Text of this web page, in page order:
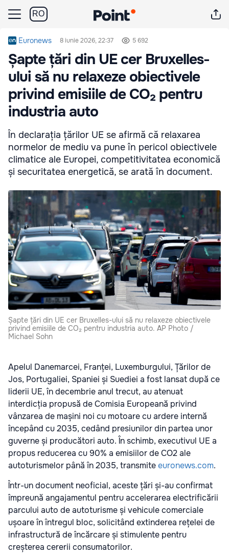
RO
Euronews 8 iunie 2026, 22:37 5 692
Șapte țări din UE cer Bruxelles-
ului să nu relaxeze obiectivele
privind emisiile de CO₂ pentru
industria auto
În declarația țărilor UE se afirmă că relaxarea
normelor de mediu va pune în pericol obiectivele
climatice ale Europei, competitivitatea economică
și securitatea energetică, se arată în document.
Șapte țări din UE cer Bruxelles-ului să nu relaxeze obiectivele
privind emisiile de CO₂ pentru industria auto. AP Photo /
Michael Sohn
Apelul Danemarcei, Franței, Luxemburgului, Țărilor de
Jos, Portugaliei, Spaniei și Suediei a fost lansat după ce
liderii UE, în decembrie anul trecut, au atenuat
interdicția propusă de Comisia Europeană privind
vânzarea de mașini noi cu motoare cu ardere internă
începând cu 2035, cedând presiunilor din partea unor
guverne și producători auto. În schimb, executivul UE a
propus reducerea cu 90% a emisiilor de CO2 ale
autoturismelor până în 2035, transmiteeuronews.com.
Într-un document neoficial, aceste țări și-au confirmat
împreună angajamentul pentru accelerarea electrificării
parcului auto de autoturisme și vehicule comerciale
ușoare în întregul bloc, solicitând extinderea rețelei de
infrastructură de încărcare și stimulente pentru
creșterea cererii consumatorilor.